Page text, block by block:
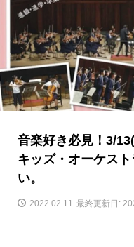
音楽好き必見！3/
キッズ・オーケス
い。
2022.02.11 最終更新日: